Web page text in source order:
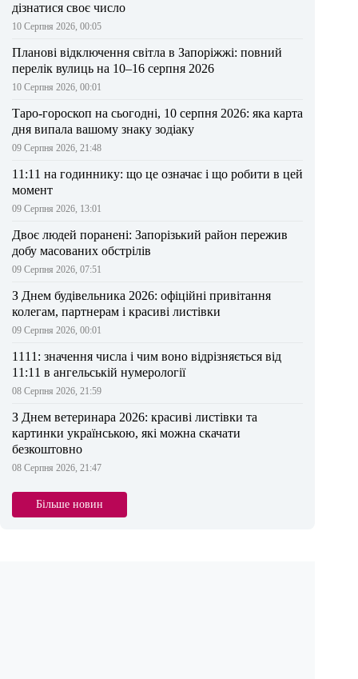
дізнатися своє число
10 Серпня 2026, 00:05
Планові відключення світла в Запоріжжі: повний
перелік вулиць на 10–16 серпня 2026
10 Серпня 2026, 00:01
Таро-гороскоп на сьогодні, 10 серпня 2026: яка карта
дня випала вашому знаку зодіаку
09 Серпня 2026, 21:48
11:11 на годиннику: що це означає і що робити в цей
момент
09 Серпня 2026, 13:01
Двоє людей поранені: Запорізький район пережив
добу масованих обстрілів
09 Серпня 2026, 07:51
З Днем будівельника 2026: офіційні привітання
колегам, партнерам і красиві листівки
09 Серпня 2026, 00:01
1111: значення числа і чим воно відрізняється від
11:11 в ангельській нумерології
08 Серпня 2026, 21:59
З Днем ветеринара 2026: красиві листівки та
картинки українською, які можна скачати
безкоштовно
08 Серпня 2026, 21:47
Більше новин